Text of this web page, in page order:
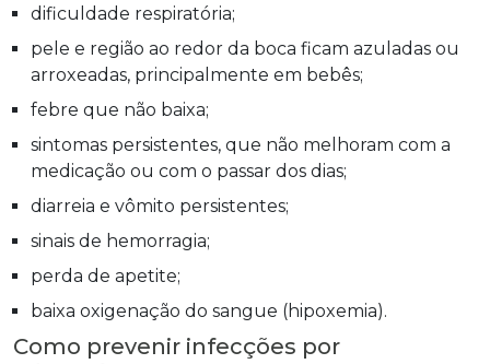
dificuldade respiratória;
pele e região ao redor da boca ficam azuladas ou
arroxeadas, principalmente em bebês;
febre que não baixa;
sintomas persistentes, que não melhoram com a
medicação ou com o passar dos dias;
diarreia e vômito persistentes;
sinais de hemorragia;
perda de apetite;
baixa oxigenação do sangue (hipoxemia).
Como prevenir infecções por